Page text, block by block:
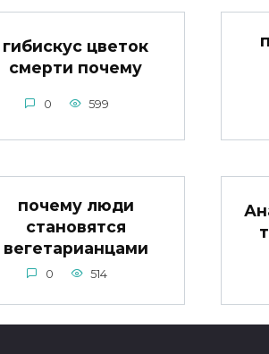
гибискус цветок
смерти почему
0 599
почему люди
становятся
вегетарианцами
0 514